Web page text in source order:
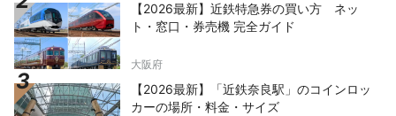
【2026最新】近鉄特急券の買い方 ネッ
ト・窓口・券売機 完全ガイド
大阪府
【2026最新】「近鉄奈良駅」のコインロッ
カーの場所・料金・サイズ